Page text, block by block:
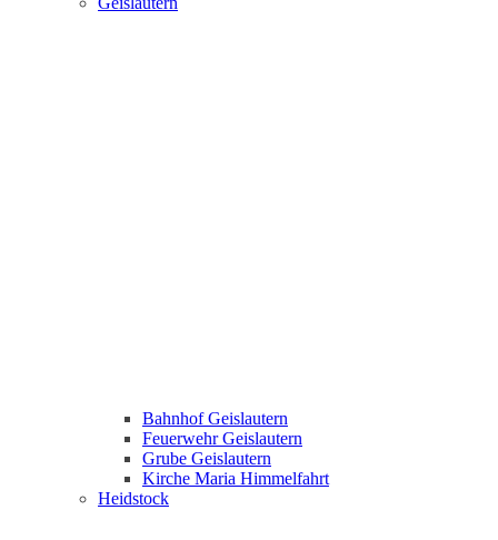
Bahnhof Geislautern
Feuerwehr Geislautern
Grube Geislautern
Kirche Maria Himmelfahrt
Heidstock